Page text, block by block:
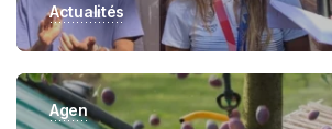
Actualités
Agen